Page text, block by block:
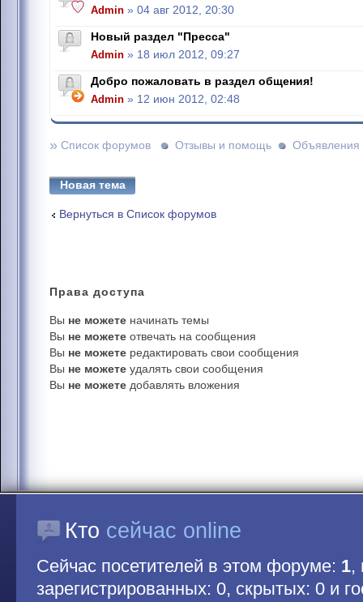
Admin » 04 авг 2012, 20:30
Новый раздел "Пресса"
Admin » 18 июл 2012, 09:27
Добро пожаловать в раздел общения!
Admin » 12 июн 2012, 02:48
» Список форумов Отзывы и помощь Объявления
Новая тема
Вернуться в Список форумов
Права доступа
Вы не можете начинать темы
Вы не можете отвечать на сообщения
Вы не можете редактировать свои сообщения
Вы не можете удалять свои сообщения
Вы не можете добавлять вложения
Кто сейчас online
Сейчас посетителей в этом форуме: 1,
зарегистрированных: 0, скрытых: 0 и